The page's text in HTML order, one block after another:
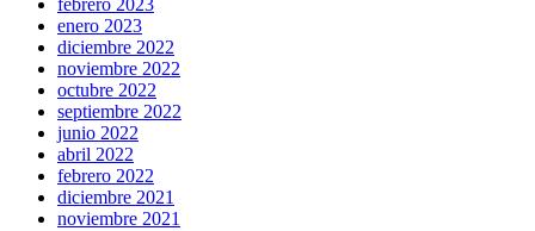
febrero 2023
enero 2023
diciembre 2022
noviembre 2022
octubre 2022
septiembre 2022
junio 2022
abril 2022
febrero 2022
diciembre 2021
noviembre 2021